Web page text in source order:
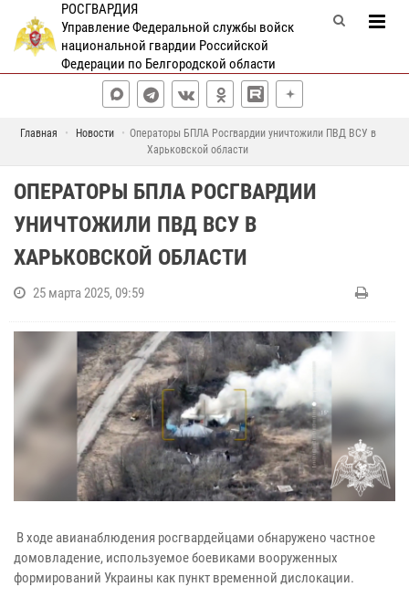
РОСГВАРДИЯ
Управление Федеральной службы войск
национальной гвардии Российской
Федерации по Белгородской области
Главная Новости
Операторы БПЛА Росгвардии уничтожили ПВД ВСУ в
Харьковской области
ОПЕРАТОРЫ БПЛА РОСГВАРДИИ
УНИЧТОЖИЛИ ПВД ВСУ В
ХАРЬКОВСКОЙ ОБЛАСТИ
25 марта 2025, 09:59
В ходе авианаблюдения росгвардейцами обнаружено частное
домовладение, используемое боевиками вооруженных
формирований Украины как пункт временной дислокации.